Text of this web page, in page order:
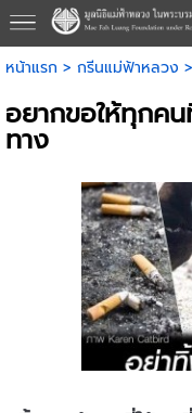
หน้าแรก > กรีนแม่ฟ้าหลวง >
อยากขอให้ทุกค
ทาง